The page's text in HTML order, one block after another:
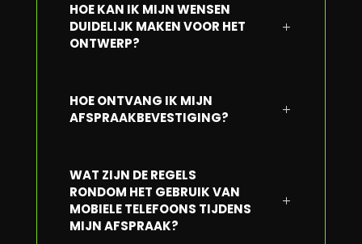
HOE KAN IK MIJN WENSEN
DUIDELIJK MAKEN VOOR HET
ONTWERP?
HOE ONTVANG IK MIJN
AFSPRAAKBEVESTIGING?
WAT ZIJN DE REGELS
RONDOM HET GEBRUIK VAN
MOBIELE TELEFOONS TIJDENS
MIJN AFSPRAAK?